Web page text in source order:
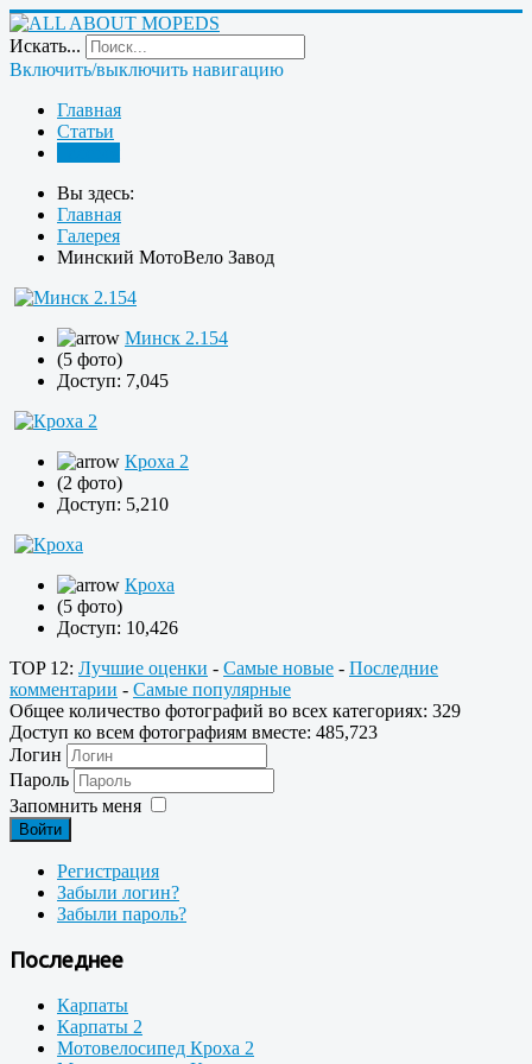
Искать...
Включить/выключить навигацию
Главная
Статьи
Вы здесь:
Главная
Галерея
Минский МотоВело Завод
Минск 2.154
(5 фото)
Доступ: 7,045
Кроха 2
(2 фото)
Доступ: 5,210
Кроха
(5 фото)
Доступ: 10,426
TOP 12: Лучшие оценки - Самые новые - Последние
комментарии - Самые популярные
Общее количество фотографий во всех категориях: 329
Доступ ко всем фотографиям вместе: 485,723
Логин
Пароль
Запомнить меня
Войти
Регистрация
Забыли логин?
Забыли пароль?
Последнее
Карпаты
Карпаты 2
Мотовелосипед Кроха 2